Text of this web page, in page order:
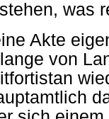
was
Akte
von